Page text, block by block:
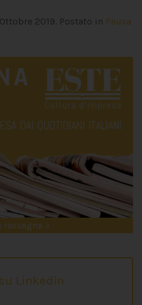
2019. Postato in Pausa
rassegna >
Linkedin